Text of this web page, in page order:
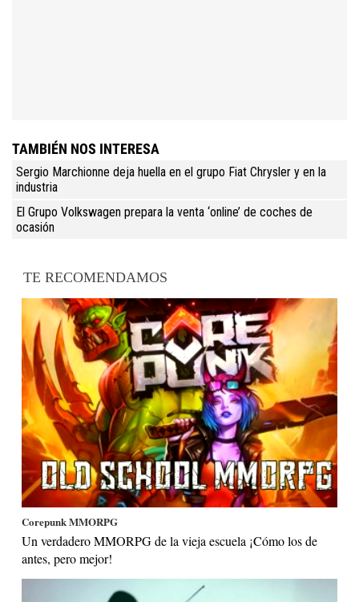
TAMBIÉN NOS INTERESA
Sergio Marchionne deja huella en el grupo Fiat Chrysler y en la
industria
El Grupo Volkswagen prepara la venta ‘online’ de coches de
ocasión
TE RECOMENDAMOS
Corepunk MMORPG
Un verdadero MMORPG de la vieja escuela ¡Cómo los de
antes, pero mejor!